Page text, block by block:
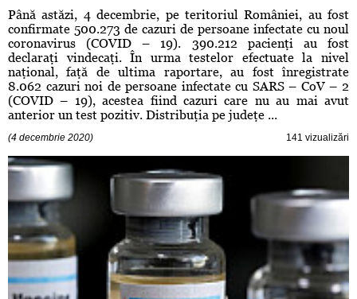
Până astăzi, 4 decembrie, pe teritoriul României, au fost
confirmate 500.273 de cazuri de persoane infectate cu noul
coronavirus (COVID – 19). 390.212 pacienţi au fost
declaraţi vindecaţi. În urma testelor efectuate la nivel
naţional, faţă de ultima raportare, au fost înregistrate
8.062 cazuri noi de persoane infectate cu SARS – CoV – 2
(COVID – 19), acestea fiind cazuri care nu au mai avut
anterior un test pozitiv. Distribuţia pe judeţe ...
(4 decembrie 2020) 141 vizualizări